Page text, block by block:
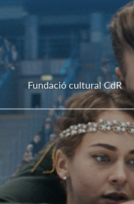
Fundació cultural CdR